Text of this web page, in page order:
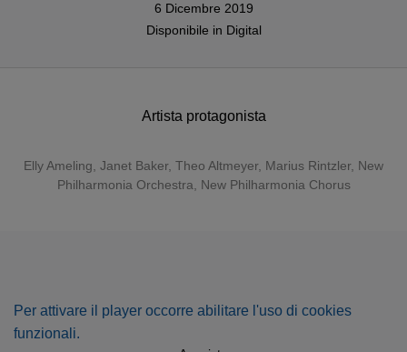
6 Dicembre 2019
Disponibile in Digital
Artista protagonista
Elly Ameling Janet Baker, Theo Altmeyer, Marius Rintzler, New
Philharmonia Orchestra , New Philharmonia Chorus
Per attivare il player occorre abilitare l'uso di cookies
funzionali.